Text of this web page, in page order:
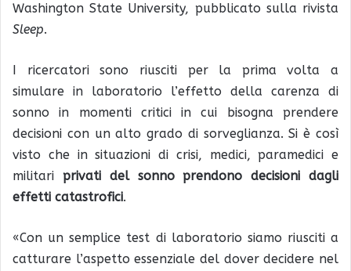
Washington State University, pubblicato sulla rivista
Sleep.
I ricercatori sono riusciti per la prima volta a
simulare in laboratorio l’effetto della carenza di
sonno in momenti critici in cui bisogna prendere
decisioni con un alto grado di sorveglianza. Si è così
visto che in situazioni di crisi, medici, paramedici e
militari privati del sonno prendono decisioni dagli
effetti catastrofici.
«Con un semplice test di laboratorio siamo riusciti a
catturare l’aspetto essenziale del dover decidere nel